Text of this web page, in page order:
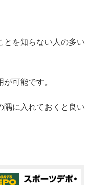
とを知らない人の多い
可能です。
隅に入れておくと良い